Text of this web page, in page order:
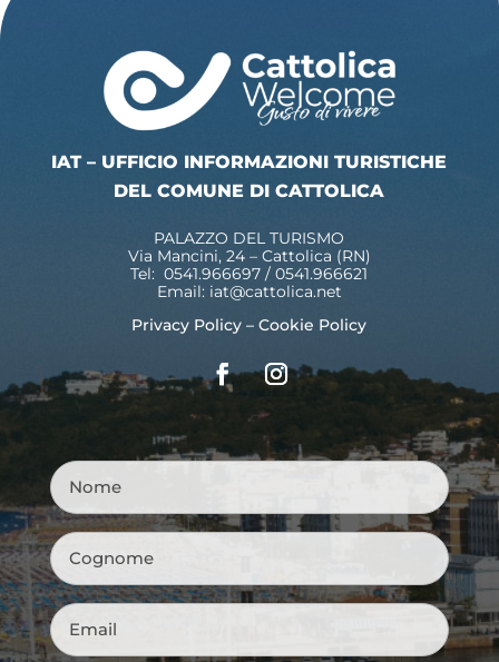
IAT – UFFICIO INFORMAZIONI TURISTICHE
DEL COMUNE DI CATTOLICA
PALAZZO DEL TURISMO
Via Mancini, 24 – Cattolica (RN)
Tel: 0541.966697 / 0541.966621
Email: iat@cattolica.net
Privacy Policy –Cookie Policy
Nome
Cognome
Email *